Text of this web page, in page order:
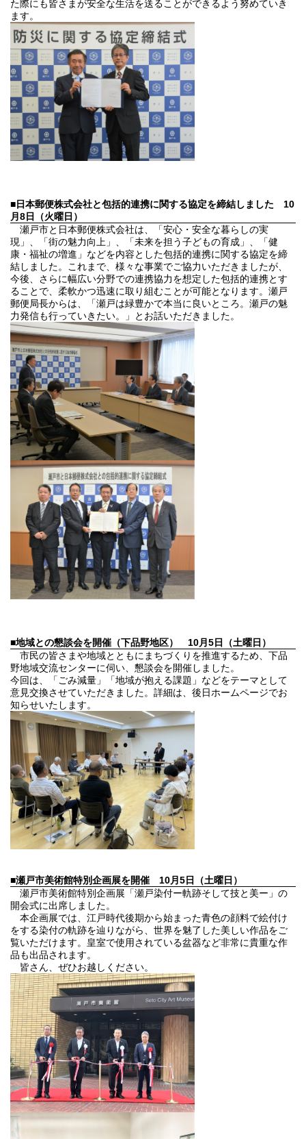
た際にも皆さまが安全な生活を送ることができるよう努めていき
ます。
■日本郵便株式会社と包括的連携に関する協定を締結しました 10
月8日（火曜日）
瀬戸市と日本郵便株式会社は、「安心・安全な暮らしの実
現」、「街の魅力向上」、「未来を担う子どもの育成」、「健
康・福祉の増進」などを内容とした包括的連携に関する協定を締
結しました。これまで、様々な事業でご協力いただきましたが、
今後、さらに幅広い分野での連携協力を想定した包括的連携とす
ることで、柔軟かつ迅速に取り組むことが可能となります。瀬戸
郵便局長からは、「瀬戸は緑豊かで本当に良いところ。瀬戸の魅
力発信も行っていきたい。」とお話いただきました。
■地域との懇談会を開催（下品野地区）
10月5日（土曜日）
市民の皆さまや地域とともにまちづくりを推進するため、下品
野地域交流センターに伺い、懇談会を開催しました。
今回は、「ごみ減量」「地域が抱える課題」などをテーマとして
意見交換させていただきました。詳細は、後日ホームページでお
知らせいたします。
■瀬戸市美術館特別企画展を開催 10月5日（土曜日）
瀬戸市美術館特別企画展「瀬戸染付ー軌跡そして技と美ー」の
開会式に出席しました。
本企画展では、江戸時代後期から始まった青色の顔料で絵付け
をする染付の軌跡を辿りながら、世界を魅了した美しい作品をご
覧いただけます。皇室で使用されている盆器など非常に貴重な作
品も出品されます。
皆さん、ぜひお越しください。